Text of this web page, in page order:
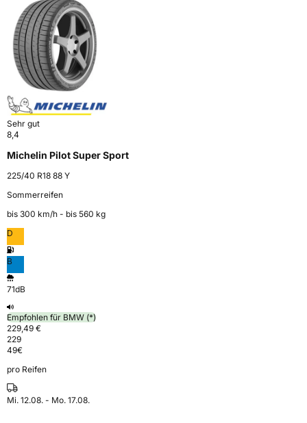
Sehr gut
8,4
Michelin Pilot Super Sport
225/40 R18 88 Y
Sommerreifen
bis 300 km⁠/⁠h - bis 560 kg
D
B
71dB
Empfohlen für BMW (*)
229,49 €
229
49€
pro Reifen
Mi. 12.08. - Mo. 17.08.